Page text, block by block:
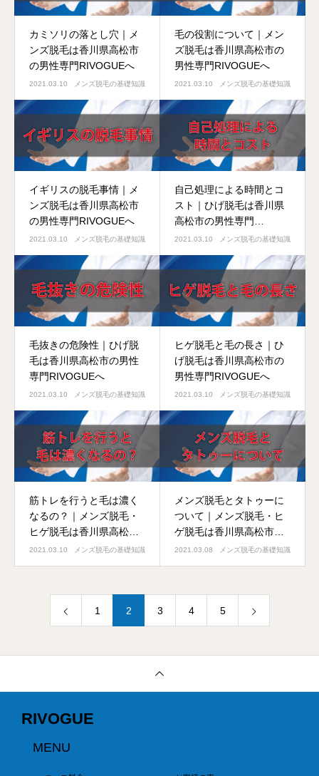
カミソリの落とし穴｜メ
ンズ脱毛は香川県高松市
の男性専門RIVOGUEへ
2021.03.10 メンズ脱毛の基礎知識
毛の役割について｜メン
ズ脱毛は香川県高松市の
男性専門RIVOGUEへ
2021.03.10 メンズ脱毛の基礎知識
イギリスの脱毛事情｜メ
ンズ脱毛は香川県高松市
の男性専門RIVOGUEへ
2021.03.10 メンズ脱毛の基礎知識
自己処理による時間とコ
スト｜ひげ脱毛は香川県
高松市の男性専門
RIVOGUEへ
2021.03.10 メンズ脱毛の基礎知識
毛抜きの危険性｜ひげ脱
毛は香川県高松市の男性
専門RIVOGUEへ
2021.03.10 メンズ脱毛の基礎知識
ヒゲ脱毛と毛の長さ｜ひ
げ脱毛は香川県高松市の
男性専門RIVOGUEへ
2021.03.10 メンズ脱毛の基礎知識
筋トレを行うと毛は濃く
なるの？｜メンズ脱毛・
ヒゲ脱毛は香川県高松市
の男性専門RIVOGUEへ
2021.03.10 メンズ脱毛の基礎知識
メンズ脱毛とタトゥーに
ついて｜メンズ脱毛・ヒ
ゲ脱毛は香川県高松市の
男性専門RIVOGUEへ
2021.03.08 メンズ脱毛の基礎知識
1 2 3 4 5
RIVOGUE
MENU